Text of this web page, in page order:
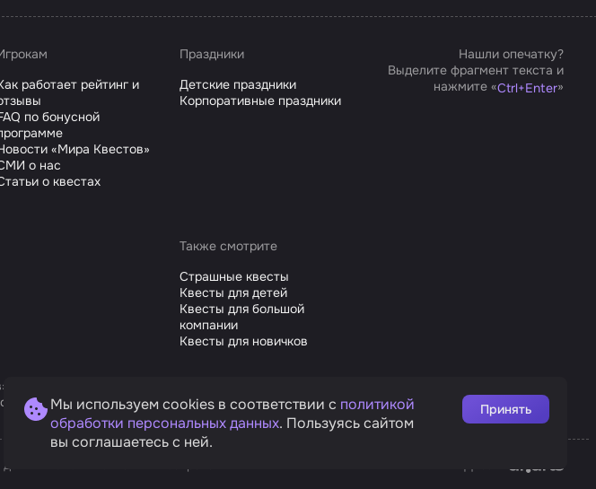
работает рейтинг и
по бонусной
«Мира Квестов»
о нас
о квестах
Праздники
Детские праздники
Корпоративные праздники
Также смотрите
Страшные квесты
Квесты для детей
Квесты для большой
компании
Квесты для новичков
Нашли опечатку?
Выделите фрагмент текста и
нажмите «Ctrl+Enter»
С», ИНН 9725168751
Мы используем cookies в соответствии с политикой
обработки персональных данных. Пользуясь сайтом
вы соглашаетесь с ней.
Принять